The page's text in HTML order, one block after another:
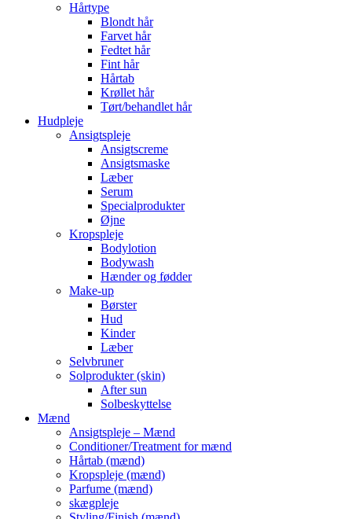
Hårtype
Blondt hår
Farvet hår
Fedtet hår
Fint hår
Hårtab
Krøllet hår
Tørt/behandlet hår
Hudpleje
Ansigtspleje
Ansigtscreme
Ansigtsmaske
Læber
Serum
Specialprodukter
Øjne
Kropspleje
Bodylotion
Bodywash
Hænder og fødder
Make-up
Børster
Hud
Kinder
Læber
Selvbruner
Solprodukter (skin)
After sun
Solbeskyttelse
Mænd
Ansigtspleje – Mænd
Conditioner/Treatment for mænd
Hårtab (mænd)
Kropspleje (mænd)
Parfume (mænd)
skægpleje